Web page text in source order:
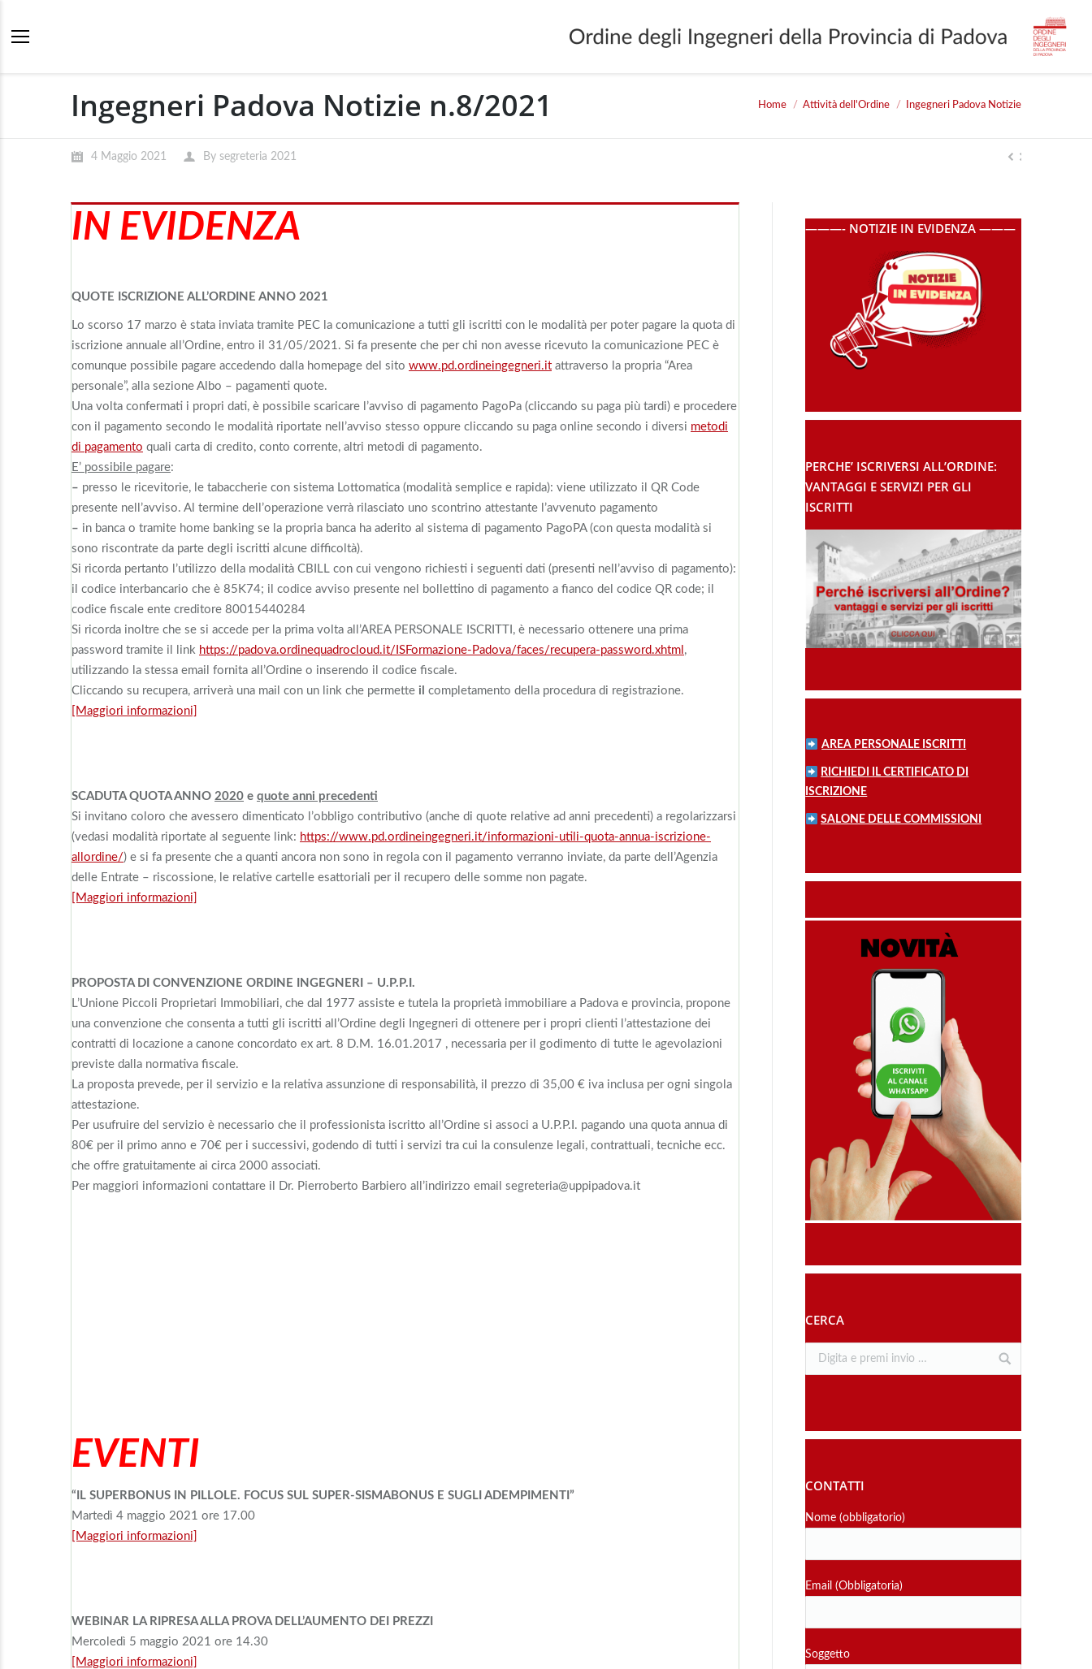
Ingegneri Padova Notizie n.8/2021 Home Attività dell'Ordine Ingegneri Padova Notizie
4 Maggio 2021 By segreteria 2021
IN EVIDENZA
QUOTE ISCRIZIONE ALL’ORDINE ANNO 2021
Lo scorso 17 marzo è stata inviata tramite PEC la comunicazione a tutti gli iscritti con le modalità per poter pagare la quota di
iscrizione annuale all’Ordine, entro il 31/05/2021. Si fa presente che per chi non avesse ricevuto la comunicazione PEC è
comunque possibile pagare accedendo dalla homepage del sito www.pd.ordineingegneri.it attraverso la propria “Area
personale”, alla sezione Albo – pagamenti quote.
Una volta confermati i propri dati, è possibile scaricare l’avviso di pagamento PagoPa (cliccando su paga più tardi) e procedere
con il pagamento secondo le modalità riportate nell’avviso stesso oppure cliccando su paga online secondo i diversi metodi
di pagamento quali carta di credito, conto corrente, altri metodi di pagamento.
E’ possibile pagare:
– presso le ricevitorie, le tabaccherie con sistema Lottomatica (modalità semplice e rapida): viene utilizzato il QR Code
presente nell’avviso. Al termine dell’operazione verrà rilasciato uno scontrino attestante l’avvenuto pagamento
– in banca o tramite home banking se la propria banca ha aderito al sistema di pagamento PagoPA (con questa modalità si
sono riscontrate da parte degli iscritti alcune difficoltà).
Si ricorda pertanto l’utilizzo della modalità CBILL con cui vengono richiesti i seguenti dati (presenti nell’avviso di pagamento):
il codice interbancario che è 85K74; il codice avviso presente nel bollettino di pagamento a fianco del codice QR code; il
codice fiscale ente creditore 80015440284
Si ricorda inoltre che se si accede per la prima volta all’AREA PERSONALE ISCRITTI, è necessario ottenere una prima
password tramite il link https://padova.ordinequadrocloud.it/ISFormazione-Padova/faces/recupera-password.xhtml ,
utilizzando la stessa email fornita all’Ordine o inserendo il codice fiscale.
Cliccando su recupera, arriverà una mail con un link che permette il completamento della procedura di registrazione.
[Maggiori informazioni]
SCADUTA QUOTA ANNO 2020 e quote anni precedenti
Si invitano coloro che avessero dimenticato l’obbligo contributivo (anche di quote relative ad anni precedenti) a regolarizzarsi
(vedasi modalità riportate al seguente link: https://www.pd.ordineingegneri.it/informazioni-utili-quota-annua-iscrizione-
allordine/) e si fa presente che a quanti ancora non sono in regola con il pagamento verranno inviate, da parte dell’Agenzia
delle Entrate – riscossione, le relative cartelle esattoriali per il recupero delle somme non pagate.
[Maggiori informazioni]
PROPOSTA DI CONVENZIONE ORDINE INGEGNERI – U.P.P.I.
L’Unione Piccoli Proprietari Immobiliari, che dal 1977 assiste e tutela la proprietà immobiliare a Padova e provincia, propone
una convenzione che consenta a tutti gli iscritti all’Ordine degli Ingegneri di ottenere per i propri clienti l’attestazione dei
contratti di locazione a canone concordato ex art. 8 D.M. 16.01.2017 , necessaria per il godimento di tutte le agevolazioni
previste dalla normativa fiscale.
La proposta prevede, per il servizio e la relativa assunzione di responsabilità, il prezzo di 35,00 € iva inclusa per ogni singola
attestazione.
Per usufruire del servizio è necessario che il professionista iscritto all’Ordine si associ a U.P.P.I. pagando una quota annua di
80€ per il primo anno e 70€ per i successivi, godendo di tutti i servizi tra cui la consulenze legali, contrattuali, tecniche ecc.
che offre gratuitamente ai circa 2000 associati.
Per maggiori informazioni contattare il Dr. Pierroberto Barbiero all’indirizzo email segreteria@uppipadova.it
EVENTI
“IL SUPERBONUS IN PILLOLE. FOCUS SUL SUPER-SISMABONUS E SUGLI ADEMPIMENTI”
Martedì 4 maggio 2021 ore 17.00
[Maggiori informazioni]
WEBINAR LA RIPRESA ALLA PROVA DELL’AUMENTO DEI PREZZI
Mercoledì 5 maggio 2021 ore 14.30
[Maggiori informazioni]
———- NOTIZIE IN EVIDENZA ———
PERCHE’ ISCRIVERSI ALL’ORDINE:
VANTAGGI E SERVIZI PER GLI
ISCRITTI
AREA PERSONALE ISCRITTI
RICHIEDI IL CERTIFICATO DI
ISCRIZIONE
SALONE DELLE COMMISSIONI
CERCA
CONTATTI
Nome (obbligatorio)
Email (Obbligatoria)
Soggetto